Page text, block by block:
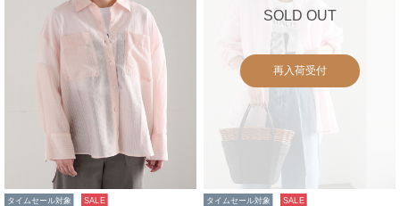
タイムセール対象 SALE
SOLD OUT
再入荷受付
タイムセール対象 SALE